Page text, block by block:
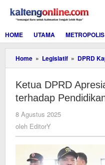
konten
HOME
UTAMA METROPOLIS
Home » Legislatif » DPRD
Ketua DPRD
terhadap
8 Agustus 2025
oleh EditorY